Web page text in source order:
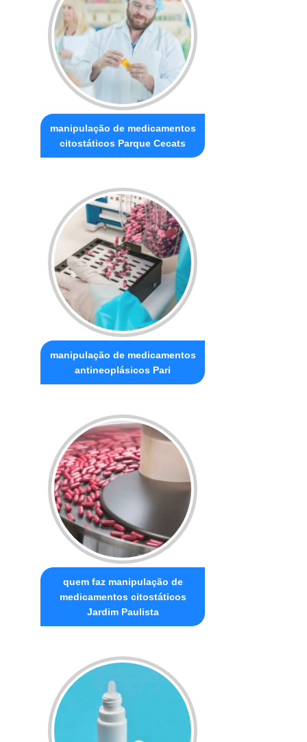
manipulação de medicamentos
citostáticos Parque Cecats
manipulação de medicamentos
antineoplásicos Pari
quem faz manipulação de
medicamentos citostáticos
Jardim Paulista